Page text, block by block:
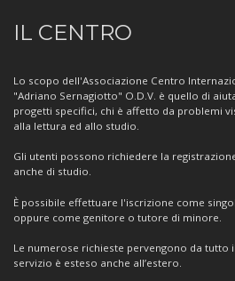
Informazioni
sul
Centro
IL CENTRO
Lo scopo dell'Associazione Centro
"Adriano Sernagiotto" O.D.V. è quello di
progetti specifici, chi è affetto da problemi
alla lettura ed allo studio.
Gli utenti possono richiedere la
anche di studio.
È possibile effettuare l'iscrizione come
oppure come genitore o tutore di minore.
Le numerose richieste pervengono da
servizio è esteso anche all’estero.